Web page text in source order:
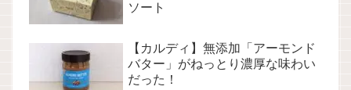
ソート
【カルディ】無添加「アーモンド
バター」がねっとり濃厚な味わい
だった！